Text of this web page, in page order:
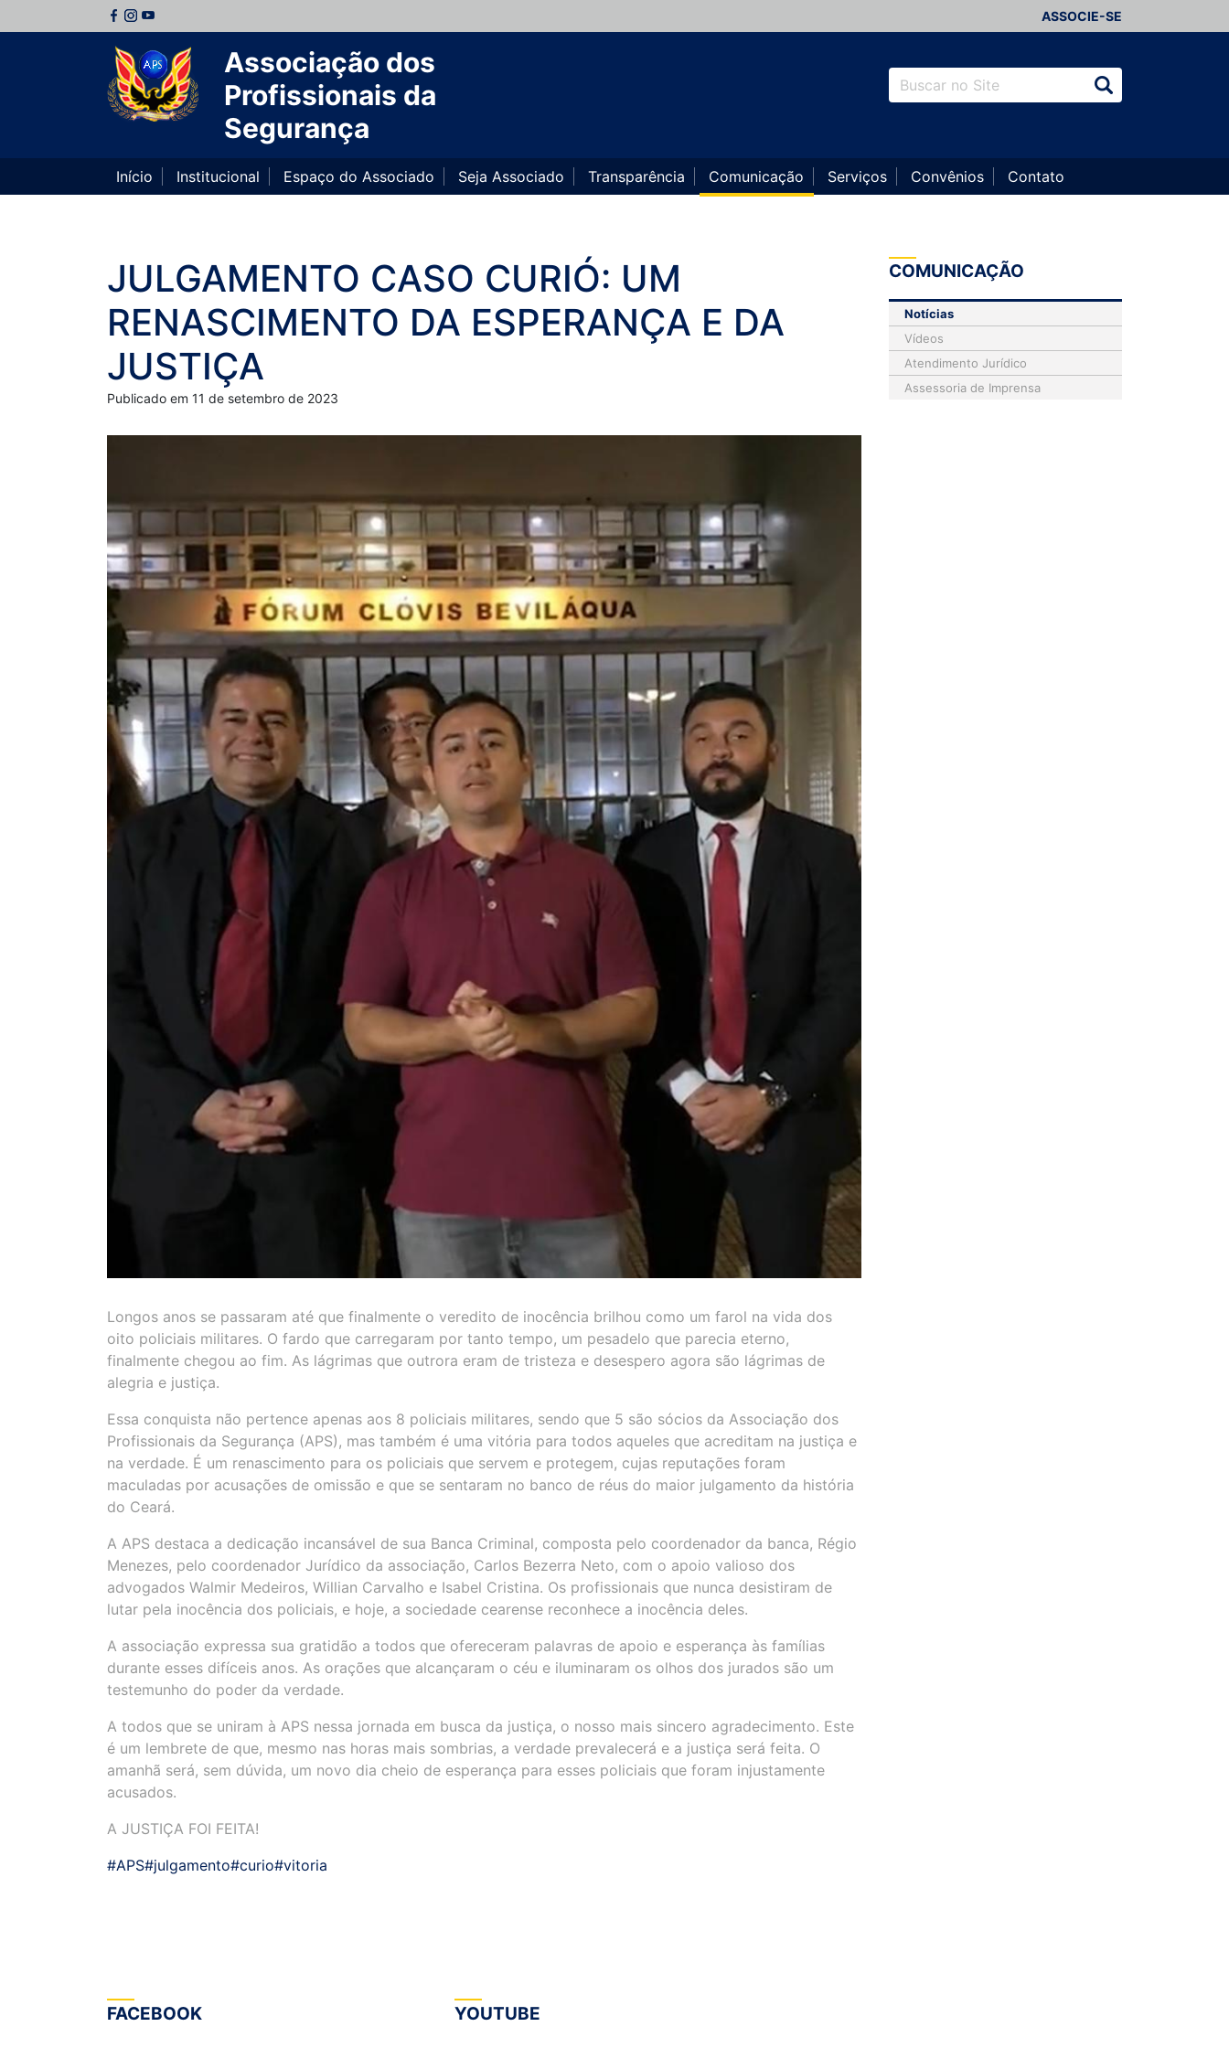
ASSOCIE-SE
Associação dos
Profissionais da
Segurança
Início Institucional Espaço do Associado Seja Associado Transparência Comunicação Serviços Convênios Contato
JULGAMENTO CASO CURIÓ: UM
RENASCIMENTO DA ESPERANÇA E DA
JUSTIÇA
Publicado em 11 de setembro de 2023
Longos anos se passaram até que finalmente o veredito de inocência brilhou como um farol na vida dos
oito policiais militares. O fardo que carregaram por tanto tempo, um pesadelo que parecia eterno,
finalmente chegou ao fim. As lágrimas que outrora eram de tristeza e desespero agora são lágrimas de
alegria e justiça.
Essa conquista não pertence apenas aos 8 policiais militares, sendo que 5 são sócios da Associação dos
Profissionais da Segurança (APS), mas também é uma vitória para todos aqueles que acreditam na justiça e
na verdade. É um renascimento para os policiais que servem e protegem, cujas reputações foram
maculadas por acusações de omissão e que se sentaram no banco de réus do maior julgamento da história
do Ceará.
A APS destaca a dedicação incansável de sua Banca Criminal, composta pelo coordenador da banca, Régio
Menezes, pelo coordenador Jurídico da associação, Carlos Bezerra Neto, com o apoio valioso dos
advogados Walmir Medeiros, Willian Carvalho e Isabel Cristina. Os profissionais que nunca desistiram de
lutar pela inocência dos policiais, e hoje, a sociedade cearense reconhece a inocência deles.
A associação expressa sua gratidão a todos que ofereceram palavras de apoio e esperança às famílias
durante esses difíceis anos. As orações que alcançaram o céu e iluminaram os olhos dos jurados são um
testemunho do poder da verdade.
A todos que se uniram à APS nessa jornada em busca da justiça, o nosso mais sincero agradecimento. Este
é um lembrete de que, mesmo nas horas mais sombrias, a verdade prevalecerá e a justiça será feita. O
amanhã será, sem dúvida, um novo dia cheio de esperança para esses policiais que foram injustamente
acusados.
A JUSTIÇA FOI FEITA!
#APS#julgamento#curio#vitoria
COMUNICAÇÃO
Notícias
Vídeos
Atendimento Jurídico
Assessoria de Imprensa
FACEBOOK YOUTUBE